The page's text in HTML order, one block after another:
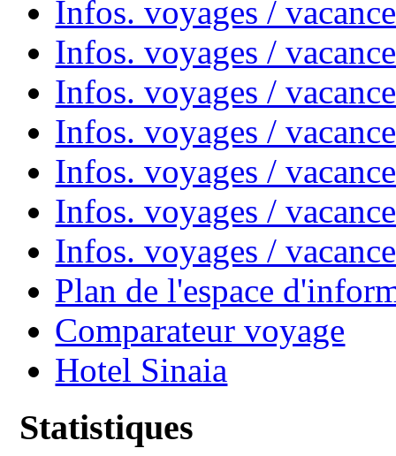
Infos. voyages /
Infos. voyages /
Infos. voyages /
Infos. voyages /
Infos. voyages /
Infos. voyages /
Infos. voyages /
Plan de l'espace
Comparateur voyage
Hotel Sinaia
Statistiques